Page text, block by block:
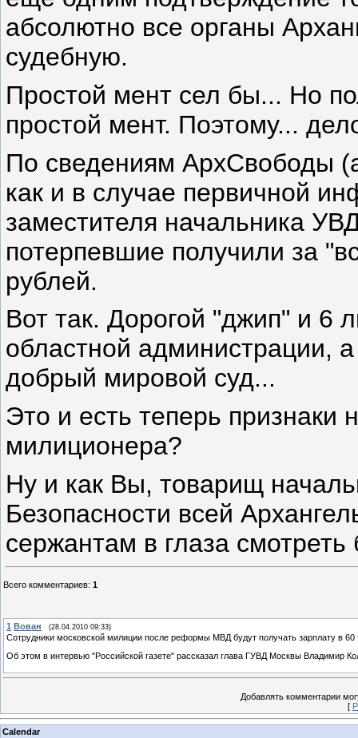
абсолютно все органы
судебную.
Простой мент сел бы... Но
простой мент. Поэтому...
По сведениям АрхСвободы
как и в случае первичной
заместителя начальника
потерпевшие получили за
рублей.
Вот так. Дорогой "джип" и 6
областной администрации,
добрый мировой суд...
Это и есть теперь признаки
милиционера?
Ну и как Вы, товарищ
Безопасности всей
сержантам в глаза
Всего комментариев: 1
1 Вован (28.04.2010 09:33)
Сотрудники московской милиции после реформы МВД будут получать зарплату в 60
Об этом в интервью "Российской газете" рассказал глава ГУВД Москвы Владимир
Добавлять комментарии
[
Calendar